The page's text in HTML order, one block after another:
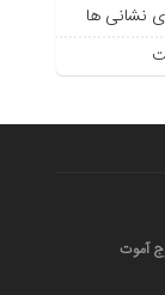
نشانی ها
آموت